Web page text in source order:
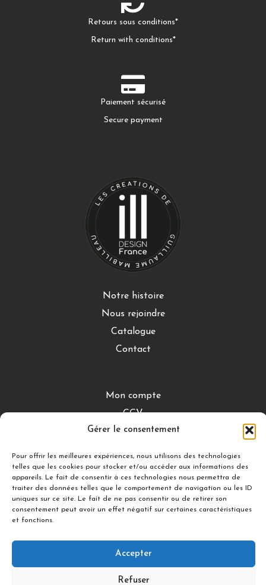
Gérer le consentement
Pour offrir les meilleures expériences, nous utilisons des technologies
telles que les cookies pour stocker et/ou accéder aux informations des
appareils. Le fait de consentir à ces technologies nous permettra de
traiter des données telles que le comportement de navigation ou les ID
uniques sur ce site. Le fait de ne pas consentir ou de retirer son
consentement peut avoir un effet négatif sur certaines caractéristiques
et fonctions.
Accepter
Refuser
Retours sous conditions*
Return with conditions*
Paiement sécurisé
Secure payment
Notre histoire
Nous rejoindre
Catalogue
Contact
Mon compte
CGV
Mentions légales
DÉCOUVRIR
Nuances Gourmandes
Suivez-nous